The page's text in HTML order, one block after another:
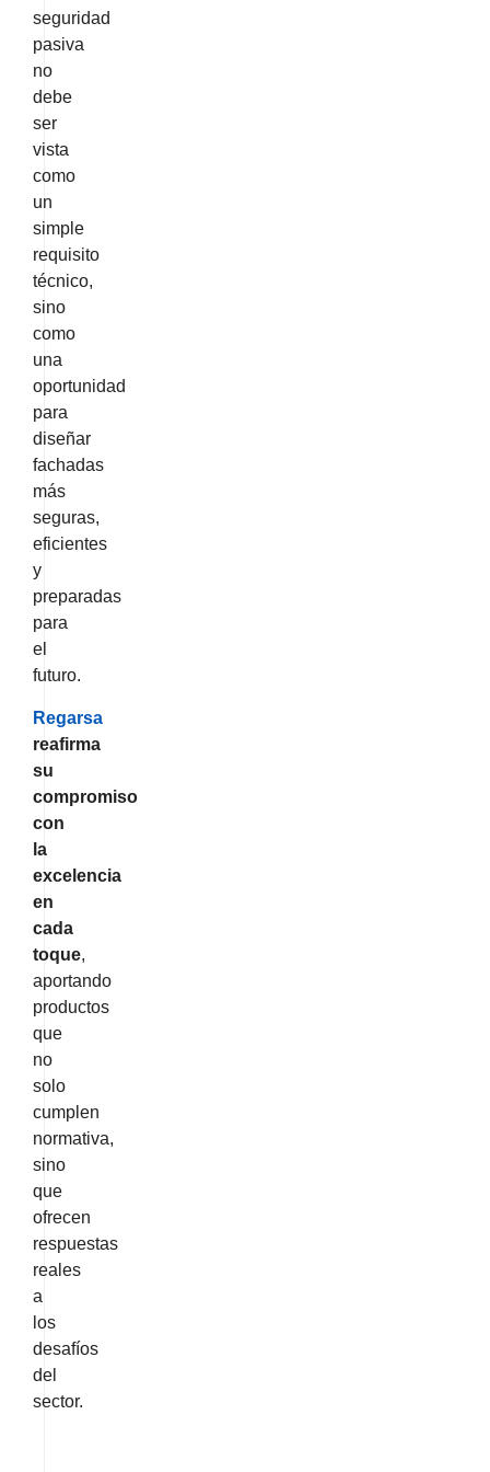
seguridad
pasiva
no
debe
ser
vista
como
un
simple
requisito
técnico,
sino
como
una
oportunidad
para
diseñar
fachadas
más
seguras,
eficientes
y
preparadas
para
el
futuro.
Regarsa
reafirma
su
compromiso
con
la
excelencia
en
cada
toque,
aportando
productos
que
no
solo
cumplen
normativa,
sino
que
ofrecen
respuestas
reales
a
los
desafíos
del
sector.